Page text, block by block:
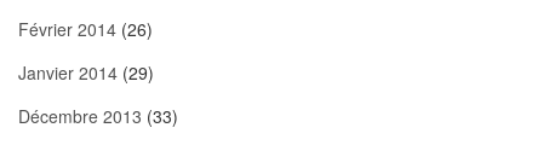
Février 2014 (26)
Janvier 2014 (29)
Décembre 2013 (33)